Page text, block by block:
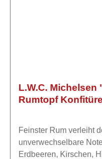
L.W.C.
Rumtopf
Feinster Rum verleiht
unverwechselbare
Erdbeeren, Kirschen,